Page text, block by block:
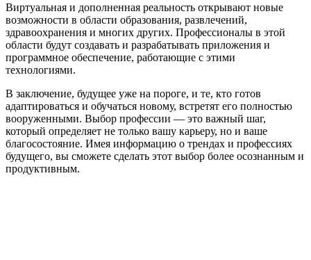
Виртуальная и дополненная реальность открывают новые
возможности в области образования, развлечений,
здравоохранения и многих других. Профессионалы в этой
области будут создавать и разрабатывать приложения и
программное обеспечение, работающие с этими
технологиями.
В заключение, будущее уже на пороге, и те, кто готов
адаптироваться и обучаться новому, встретят его полностью
вооруженными. Выбор профессии — это важный шаг,
который определяет не только вашу карьеру, но и ваше
благосостояние. Имея информацию о трендах и профессиях
будущего, вы сможете сделать этот выбор более осознанным и
продуктивным.